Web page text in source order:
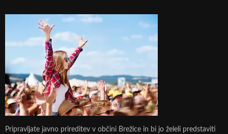
Pripravljate javno prireditev v občini Brežice in bi jo želeli predstaviti